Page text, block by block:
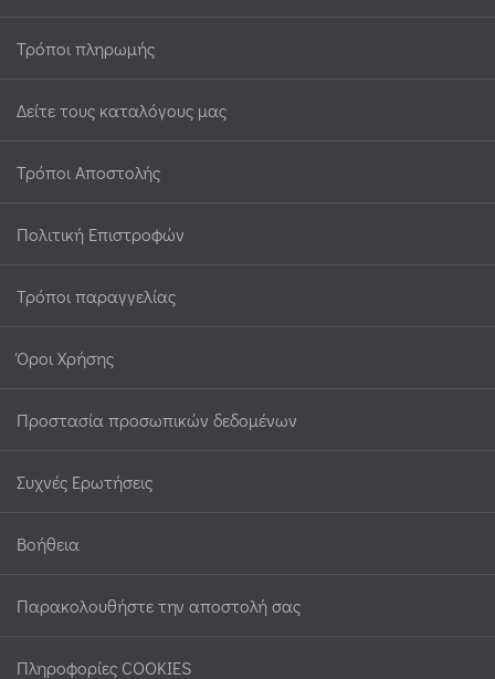
Τρόποι πληρωμής
Δείτε τους καταλόγους μας
Τρόποι Αποστολής
Πολιτική Επιστροφών
Τρόποι παραγγελίας
Όροι Χρήσης
Προστασία προσωπικών δεδομένων
Συχνές Ερωτήσεις
Βοήθεια
Παρακολουθήστε την αποστολή σας
Πληροφορίες COOKIES